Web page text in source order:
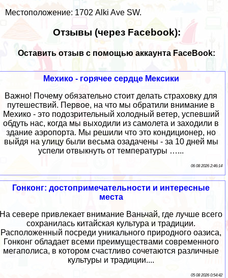
Местоположение: 1702 Alki Ave SW.
Отзывы (через Facebook):
Оставить отзыв с помощью аккаунта FaceBook:
Мехико - горячее сердце Мексики
Важно! Почему обязательно стоит делать страховку для
путешествий. Первое, на что мы обратили внимание в
Мехико - это подозрительный холодный ветер, успевший
обдуть нас, когда мы выходили из самолета и заходили в
здание аэропорта. Мы решили что это кондиционер, но
выйдя на улицу были весьма озадачены - за 10 дней мы
успели отвыкнуть от температуры …...
06 08 2026 2:46:14
Гонконг: достопримечательности и интересные
места
На севере привлекает внимание Ваньчай, где лучше всего
сохранилась китайская культура и традиции.
Расположенный посреди уникального природного оазиса,
Гонконг обладает всеми преимуществами современного
мегаполиса, в котором счастливо сочетаются различные
культуры и традиции....
05 08 2026 0:54:42